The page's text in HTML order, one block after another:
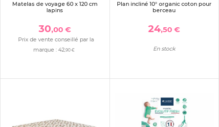
Matelas de voyage 60 x 120 cm
lapins
30,00 €
Prix de vente conseillé par la
marque : 42,90 €
Plan incliné 10° organic coton pour
berceau
24,50 €
En stock